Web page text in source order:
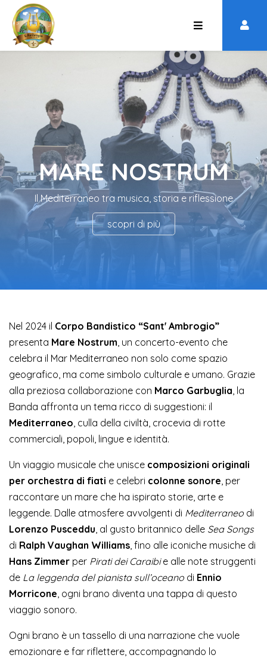
MARE NOSTRUM
Il Mediterraneo tra musica, storia e riflessione
scopri di più
Nel 2024 il Corpo Bandistico “Sant' Ambrogio”
presenta Mare Nostrum, un concerto-evento che
celebra il Mar Mediterraneo non solo come spazio
geografico, ma come simbolo culturale e umano. Grazie
alla preziosa collaborazione con Marco Garbuglia, la
Banda affronta un tema ricco di suggestioni: il
Mediterraneo, culla della civiltà, crocevia di rotte
commerciali, popoli, lingue e identità.
Un viaggio musicale che unisce composizioni originali
per orchestra di fiati e celebri colonne sonore, per
raccontare un mare che ha ispirato storie, arte e
leggende. Dalle atmosfere avvolgenti di Mediterraneo di
Lorenzo Pusceddu, al gusto britannico delle Sea Songs
di Ralph Vaughan Williams, fino alle iconiche musiche di
Hans Zimmer per Pirati dei Caraibie alle note struggenti
de La leggenda del pianista sull’oceano di Ennio
Morricone, ogni brano diventa una tappa di questo
viaggio sonoro.
Ogni brano è un tassello di una narrazione che vuole
emozionare e far riflettere, accompagnando lo